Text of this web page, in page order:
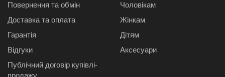
Повернення та обмін
Доставка та оплата
Гарантія
Відгуки
Публiчний договiр купівлі-
продажу
Чоловікам
Жінкам
Дітям
Аксесуари